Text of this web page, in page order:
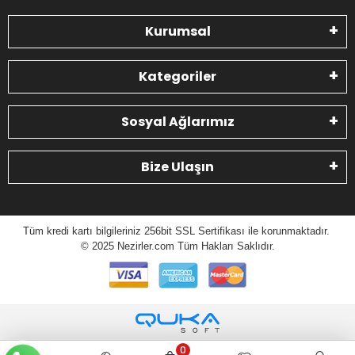
Kurumsal
Kategoriler
Sosyal Ağlarımız
Bize Ulaşın
Tüm kredi kartı bilgileriniz 256bit SSL Sertifikası ile korunmaktadır.
© 2025 Nezirler.com Tüm Hakları Saklıdır.
0